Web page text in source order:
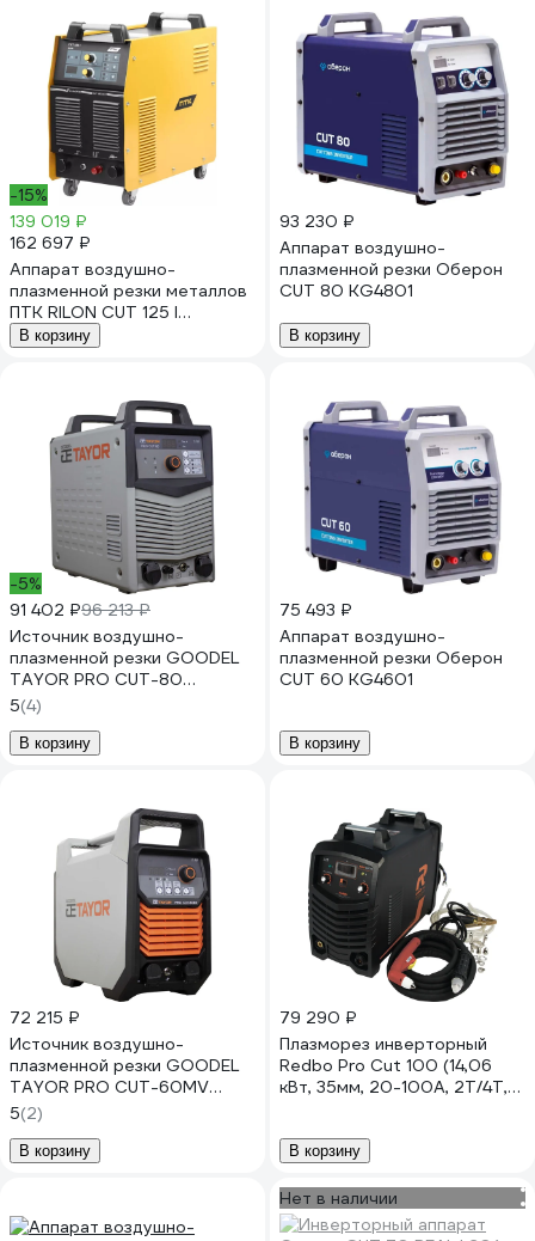
-15%
139 019 ₽
162 697 ₽
Аппарат воздушно-
плазменной резки металлов
ПТК RILON CUT 125 I
00000041153
В корзину
93 230 ₽
Аппарат воздушно-
плазменной резки Оберон
CUT 80 KG4801
В корзину
-5%
91 402 ₽96 213 ₽
Источник воздушно-
плазменной резки GOODEL
TAYOR PRO CUT-80
TCU0117
5(4)
В корзину
75 493 ₽
Аппарат воздушно-
плазменной резки Оберон
CUT 60 KG4601
В корзину
72 215 ₽
Источник воздушно-
плазменной резки GOODEL
TAYOR PRO CUT-60MV
TCU0126
5(2)
В корзину
79 290 ₽
Плазморез инверторный
Redbo Pro Cut 100 (14,06
кВт, 35мм, 20-100А, 2Т/4Т,
В корзину
Нет в наличии